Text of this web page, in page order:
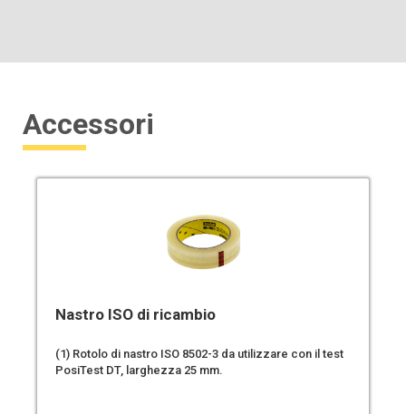
Accessori
Nastro ISO di ricambio
(1) Rotolo di nastro ISO 8502-3 da utilizzare con il test
PosiTest DT, larghezza 25 mm.